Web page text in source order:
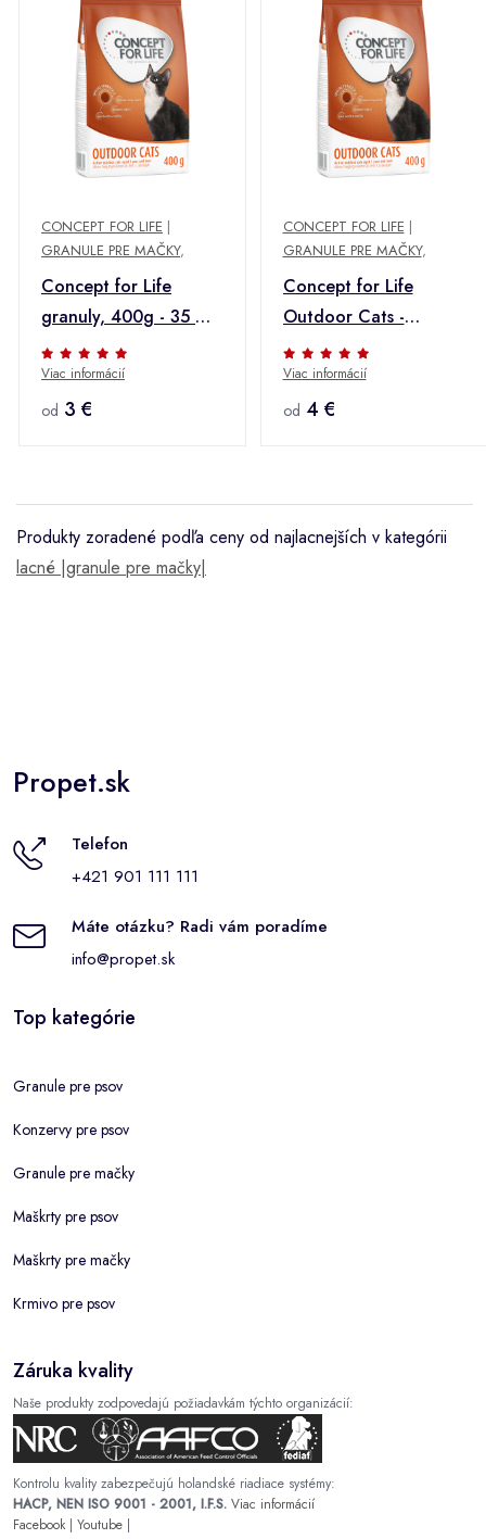
CONCEPT FOR LIFE |
GRANULE PRE MAČKY,
Concept for Life
granuly, 400g - 35 %
zľava - Outdoor Cats -
vylepšená receptúra
Viac informácií
od 3 €
CONCEPT FOR LIFE |
GRANULE PRE MAČKY,
Concept for Life
Outdoor Cats -
vylepšená receptúra -
400 g
Viac informácií
od 4 €
Produkty zoradené podľa ceny od najlacnejších v kategórii
lacné |granule pre mačky|
Propet.sk
Telefon
+421 901 111 111
Máte otázku? Radi vám poradíme
info@propet.sk
Top kategórie
Granule pre psov
Konzervy pre psov
Granule pre mačky
Maškrty pre psov
Maškrty pre mačky
Krmivo pre psov
Záruka kvality
Naše produkty zodpovedajú požiadavkám týchto organizácií:
Kontrolu kvality zabezpečujú holandské riadiace systémy:
HACP, NEN ISO 9001 - 2001, I.F.S. Viac informácií
Facebook| Youtube |